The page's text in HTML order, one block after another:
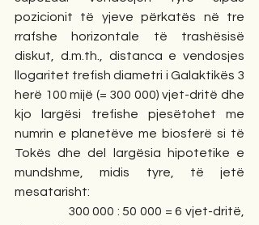
pozicionit të yjeve përkatës në tre
rrafshe horizontale të trashësisë
diskut, d.m.th., distanca e vendosjes
llogaritet trefish diametri i Galaktikës 3
herë 100 mijë (= 300 000) vjet-dritë dhe
kjo largësi trefishe pjesëtohet me
numrin e planetëve me biosferë si të
Tokës dhe del largësia hipotetike e
mundshme, midis tyre, të jetë
mesatarisht: